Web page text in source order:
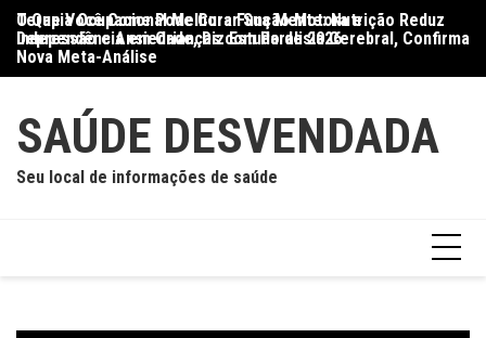
para
conteúdo
O Que Você Come Pode Curar Sua Mente: Nutrição Reduz
Depressão e Ansiedade, Diz Estudo de 2026
Terapia Ocupacional Melhora Função Motora e
Independência em Crianças com Paralisia Cerebral, Confirma
Nova Meta-Análise
SAÚDE DESVENDADA
Seu local de informações de saúde